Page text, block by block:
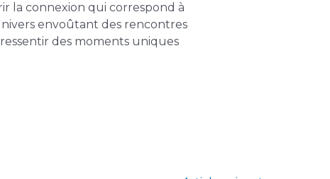
la connexion qui correspond à
envoûtant des rencontres
des moments uniques